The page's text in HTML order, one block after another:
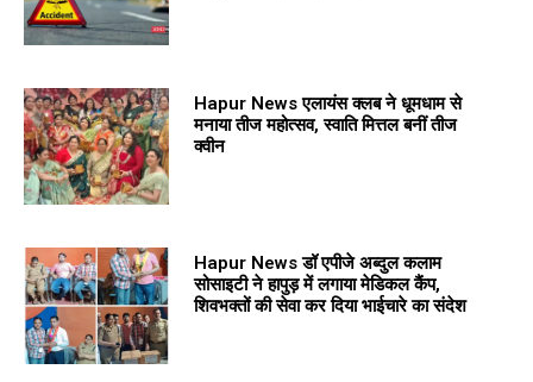
Hapur News एलायंस क्लब ने धूमधाम से
मनाया तीज महोत्सव, स्वाति मित्तल बनीं तीज
क्वीन
Hapur News डॉ एपीजे अब्दुल कलाम
सोसाइटी ने हापुड़ में लगाया मेडिकल कैंप,
शिवभक्तों की सेवा कर दिया भाईचारे का संदेश